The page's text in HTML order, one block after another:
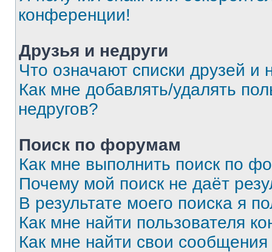
конференции!
Друзья и недруги
Что означают списки друзей и
Как мне добавлять/удалять
недругов?
Поиск по форумам
Как мне выполнить поиск по
Почему мой поиск не даёт
В результате моего поиска я
Как мне найти пользователя
Как мне найти свои